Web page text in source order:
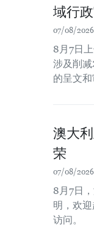
域行
07/08/
8月7日
涉及削
的呈文和
澳大
荣
07/08/
8月7日
明，欢
访问。